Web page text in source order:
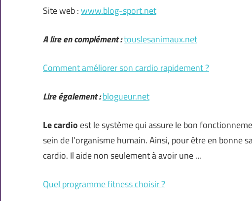
Site web :www.blog-sport.net
A lire en complément :touslesanimaux.net
Comment améliorer son cardio rapidement ?
Lire également :blogueur.net
Le cardio est le système qui assure le bon
sein de l’organisme humain. Ainsi, pour être en bonne
cardio. Il aide non seulement à avoir une …
Quel programme fitness choisir ?